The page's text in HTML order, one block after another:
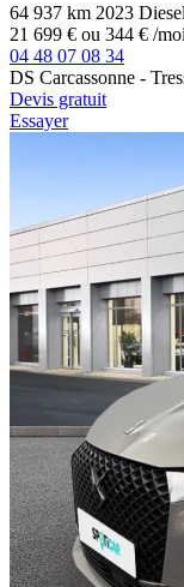
64 937 km 2023 Diesel
21 699 € ou 344 € /
04 48 07 08 34
DS Carcassonne -
Devis gratuit
Essayer